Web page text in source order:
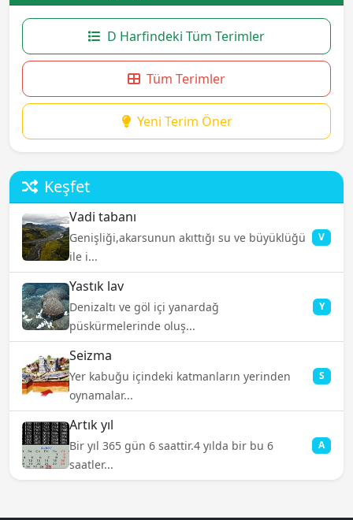
D Harfindeki Tüm Terimler
Tüm Terimler
Yeni Terim Öner
Keşfet
Vadi tabanı
Genişliği,akarsunun akıttığı su ve büyüklüğü
ile i...
V
Yastık lav
Denizaltı ve göl içi yanardağ
püskürmelerinde oluş...
Y
Seizma
Yer kabuğu içindeki katmanların yerinden
oynamalar...
S
Artık yıl
Bir yıl 365 gün 6 saattir.4 yılda bir bu 6
saatler...
A